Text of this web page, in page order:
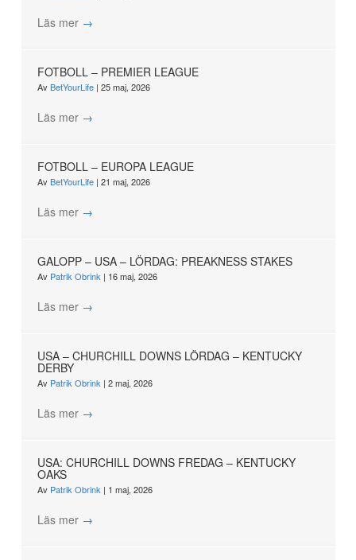
Läs mer →
FOTBOLL – PREMIER LEAGUE
AvBetYourLife | 25 maj, 2026
Läs mer →
FOTBOLL – EUROPA LEAGUE
AvBetYourLife | 21 maj, 2026
Läs mer →
GALOPP – USA – LÖRDAG: PREAKNESS STAKES
Av Patrik Obrink | 16 maj, 2026
Läs mer →
USA – CHURCHILL DOWNS LÖRDAG – KENTUCKY
DERBY
Av Patrik Obrink | 2 maj, 2026
Läs mer →
USA: CHURCHILL DOWNS FREDAG – KENTUCKY
OAKS
Av Patrik Obrink | 1 maj, 2026
Läs mer →